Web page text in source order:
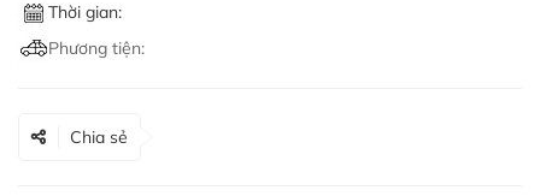
Thời gian:
Phương tiện:
Chia sẻ